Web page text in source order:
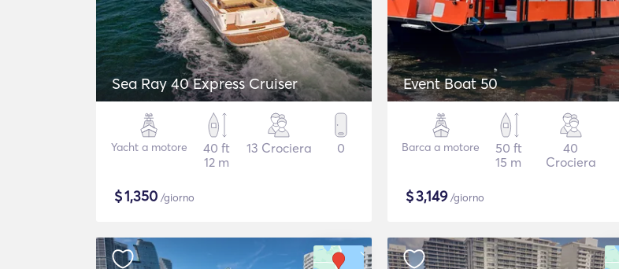
Sea Ray 40 Express Cruiser
Yacht a motore
40 ft
12 m
13 Crociera 0
$1,350 /giorno
Event Boat 50
Barca a motore
50 ft
15 m
40
Crociera
$3,149/giorno